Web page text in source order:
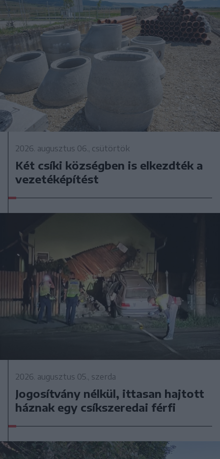
2026. augusztus 06., csütörtök
Két csíki községben is elkezdték a
vezetéképítést
2026. augusztus 05., szerda
Jogosítvány nélkül, ittasan hajtott
háznak egy csíkszeredai férfi